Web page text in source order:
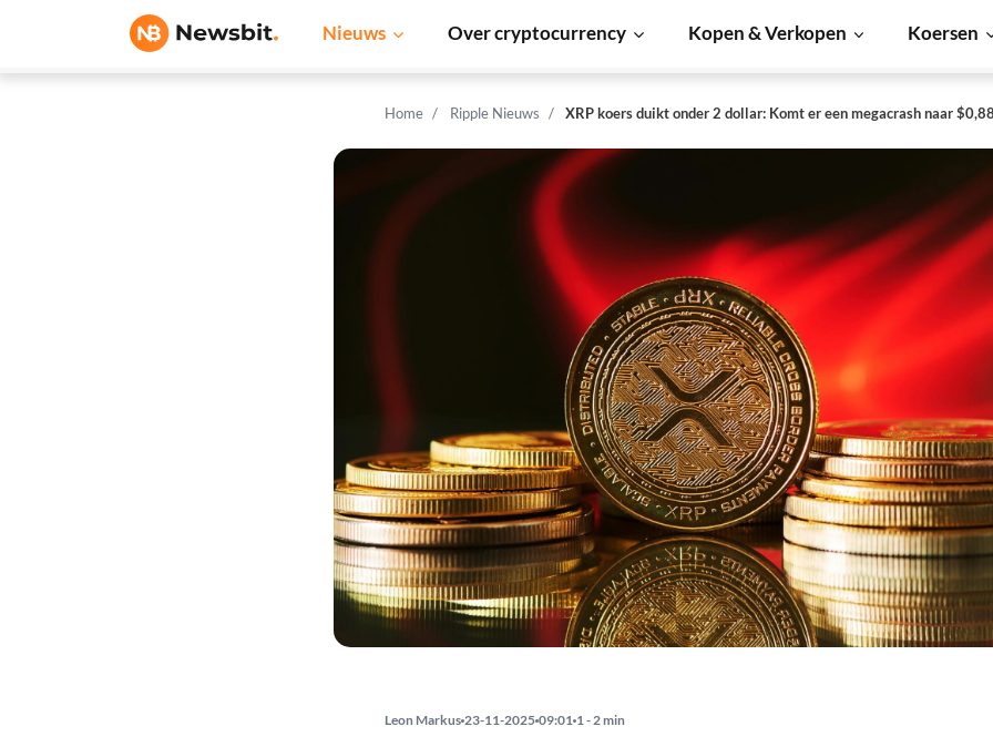
Nieuws Over cryptocurrency Kopen & Verkopen Koersen
Home Ripple Nieuws XRP koers duikt onder 2 dollar: Komt er een megacrash naar
Leon Markus 23-11-2025 09:01 1 - 2 min